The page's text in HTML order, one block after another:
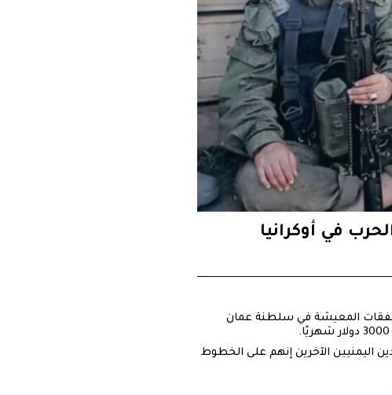
في أوكرانيا
نفقات المعيشة في سلطنة عمان
اليمنيين الآخرين إنهم على الخطوط